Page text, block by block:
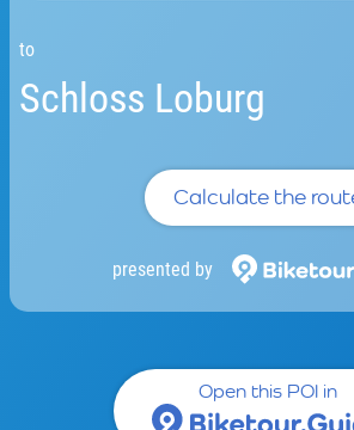
to
Schloss Loburg
Calculate the
presented by
Open this POI in